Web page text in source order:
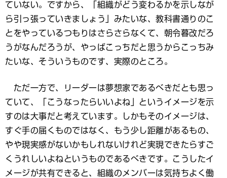
ていない。ですから、「組織がどう変わるかを示しなが
ら引っ張っていきましょう」みたいな、教科書通りのこ
とをやっているつもりはさらさらなくて、朝令暮改だろ
うがなんだろうが、やっぱこっちだと思うからこっちみ
たいな、そういうものです、実際のところ。
ただ一方で、リーダーは夢想家であるべきだとも思っ
ていて、「こうなったらいいよね」というイメージを示
すのは大事だと考えています。しかもそのイメージは、
すぐ手の届くものではなく、もう少し距離があるもの、
やや現実感がないかもしれないけれど実現できたらすご
くうれしいよねというものであるべきです。こうしたイ
メージが共有できると、組織のメンバーは気持ちよく働